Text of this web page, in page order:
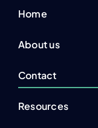
Home
About us
Contact
Resources